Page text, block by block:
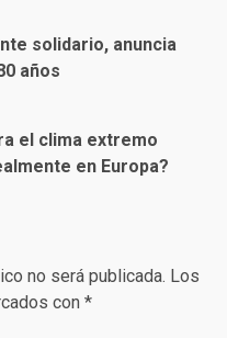
solidario, anuncia
años
el clima extremo
en Europa?
no será publicada. Los
con *